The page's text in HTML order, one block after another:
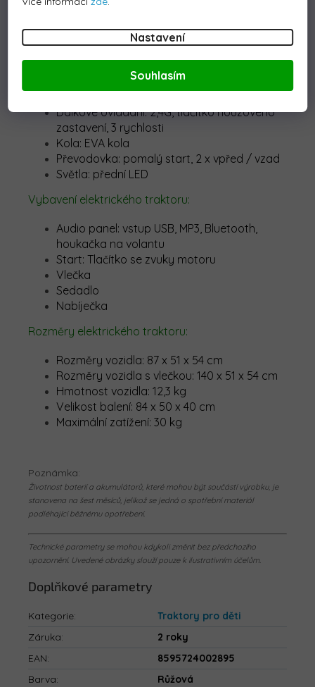
Nastavení
Souhlasím
2x45W. Traktor
Dálkové ovládání: 2,4G, tlačítko nouzového
zastavení, 3 rychlosti
Kola: EVA kola
Převodovka: pomalý start, 2 x vpřed / vzad
Světla: přední LED
Vybavení elektrického traktoru:
Audio panel: vstup USB, MP3, Bluetooth,
houkačka na volantu
Start: Tlačítko se zvuky motoru
Vlečka
Sedadlo
Nabíječka
Rozměry elektrického traktoru:
Rozměry vozidla: 87 x 51 x 54 cm
Rozměry vozidla s vlečkou: 140 x 51 x 54 cm
Hmotnost vozidla: 12,3 kg
Velikost balení: 84 x 50 x 40 cm
Maximální zatížení: 30 kg
Poznámka:
Životnost baterií a akumulátorů, které mohou být součástí výrobku, je
stanovena na šest měsíců, jelikož se jedná o spotřební materiál
podléhající běžnému opotřebení.
Technické parametry se mohou kdykoli změnit bez předchozího
upozornění. Uvedené obrázky slouží pouze k ilustrativním účelům.
Doplňkové parametry
Kategorie:
Traktory pro děti
Záruka:
2 roky
EAN:
8595724002895
Barva:
Růžová